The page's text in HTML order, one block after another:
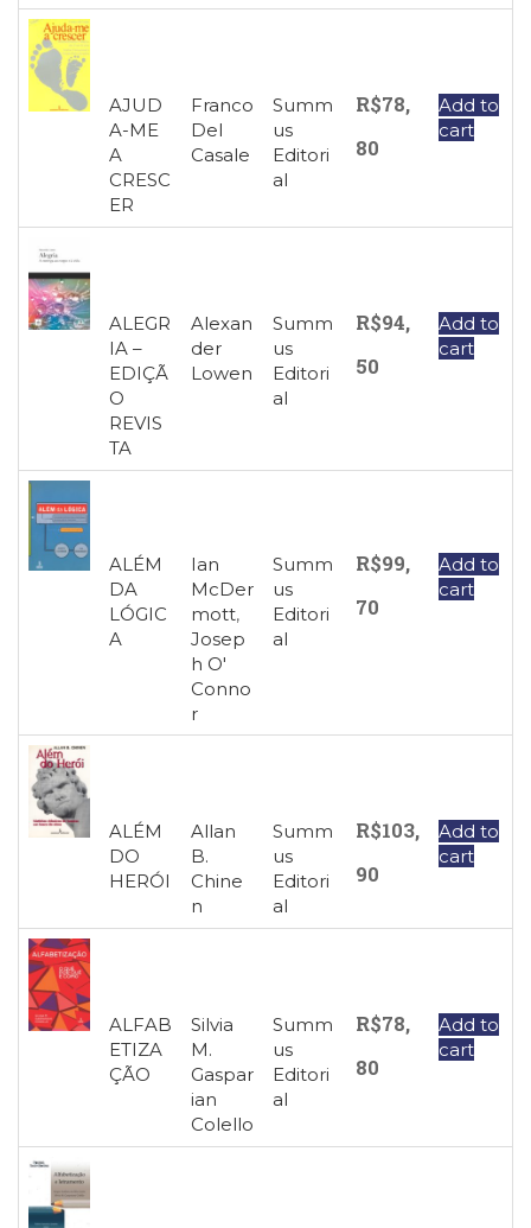
AJUD
A-ME
A
CRESC
ER
Franco
Del
Casale
Summ
us
Editori
al
R$78,
80
Add to
cart
ALEGR
IA –
EDIÇÃ
O
REVIS
TA
Alexan
der
Lowen
Summ
us
Editori
al
R$94,
50
Add to
cart
ALÉM
DA
LÓGIC
A
Ian
McDer
mott,
Josep
h O'
Conno
r
Summ
us
Editori
al
R$99,
70
Add to
cart
ALÉM
DO
HERÓI
Allan
B.
Chine
n
Summ
us
Editori
al
R$103,
90
Add to
cart
ALFAB
ETIZA
ÇÃO
Silvia
M.
Gaspar
ian
Colello
Summ
us
Editori
al
R$78,
80
Add to
cart